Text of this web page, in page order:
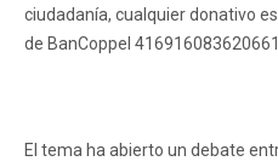
ciudadanía, cualquier donativo
de BanCoppel
El tema ha abierto un debate